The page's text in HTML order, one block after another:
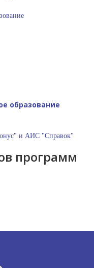
образование
и АИС "Справок"
программ